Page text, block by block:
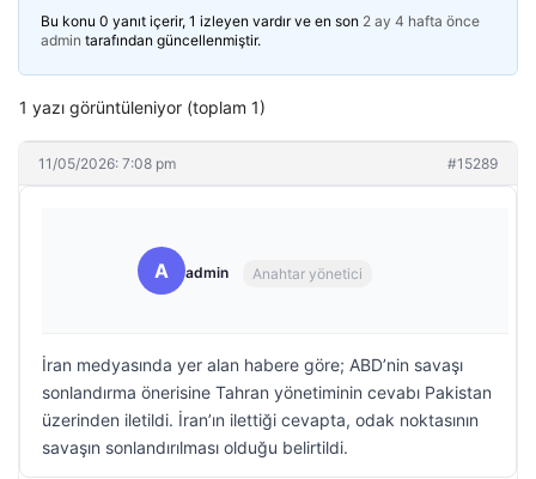
Bu konu 0 yanıt içerir, 1 izleyen vardır ve en son 2 ay 4 hafta önce
admin tarafından güncellenmiştir.
1 yazı görüntüleniyor (toplam 1)
11/05/2026: 7:08 pm #15289
A admin Anahtar yönetici
İran medyasında yer alan habere göre; ABD’nin savaşı
sonlandırma önerisine Tahran yönetiminin cevabı Pakistan
üzerinden iletildi. İran’ın ilettiği cevapta, odak noktasının
savaşın sonlandırılması olduğu belirtildi.